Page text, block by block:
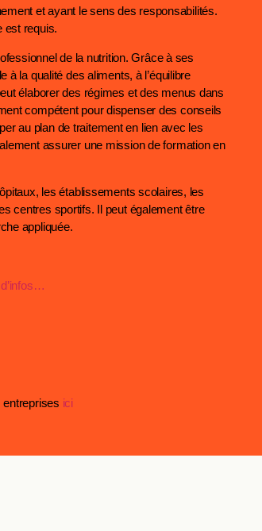
et ayant le sens des responsabilités.
est requis.
de la nutrition. Grâce à ses
la qualité des aliments, à l’équilibre
élaborer des régimes et des menus dans
compétent pour dispenser des conseils
au plan de traitement en lien avec les
assurer une mission de formation en
les établissements scolaires, les
centres sportifs. Il peut également être
appliquée.
entreprises ici